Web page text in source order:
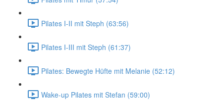
Pilates I-II mit Steph (63:56)
Pilates I-III mit Steph (61:37)
Pilates: Bewegte Hüfte mit Melanie (52:12)
Wake-up Pilates mit Stefan (59:00)